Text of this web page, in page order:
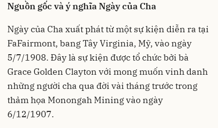
Nguồn gốc và ý nghĩa Ngày của Cha
Ngày của Cha xuất phát từ một sự kiện diễn ra tại
FaFairmont, bang Tây Virginia, Mỹ, vào ngày
5/7/1908. Đây là sự kiện được tổ chức bởi bà
Grace Golden Clayton với mong muốn vinh danh
những người cha qua đời vài tháng trước trong
thảm họa Monongah Mining vào ngày
6/12/1907.